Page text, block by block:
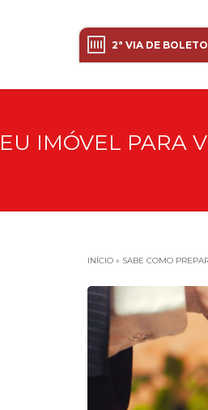
2ª VIA DE BOLETO
IMÓVEL PARA
INÍCIO » SABE COMO